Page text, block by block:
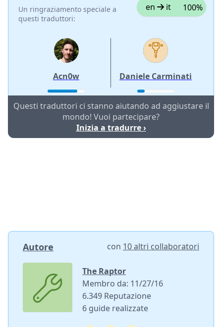
Un ringraziamento speciale a
questi traduttori:
en it 100%
Acn0w Daniele Carminati
Questi traduttori ci stanno aiutando ad aggiustare il
mondo! Vuoi partecipare?
Inizia a tradurre ›
Autore con 10 altri collaboratori
The Raptor
Membro da: 11/27/16
6.349 Reputazione
6 guide realizzate